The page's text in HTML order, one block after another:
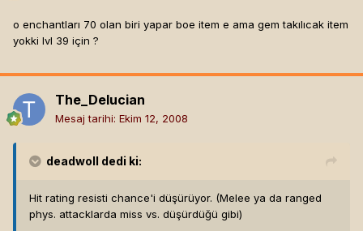
o enchantları 70 olan biri yapar boe item e ama gem takılıcak item
yokki lvl 39 için ?
The_Delucian
Mesaj tarihi: Ekim 12, 2008
deadwoll dedi ki:
Hit rating resisti chance'i düşürüyor. (Melee ya da ranged
phys. attacklarda miss vs. düşürdüğü gibi)